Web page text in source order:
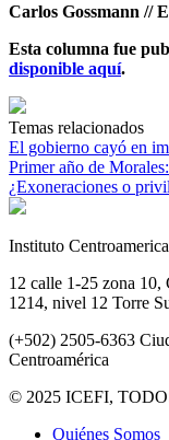
Carlos Gossmann //
Esta columna fue
disponible aquí.
Temas relacionados
El gobierno cayó en
Primer año de
¿Exoneraciones o
Instituto
12 calle 1-25 zona
1214, nivel 12 Torre
(+502) 2505-6363
Centroamérica
© 2025 ICEFI,
Quiénes Somos